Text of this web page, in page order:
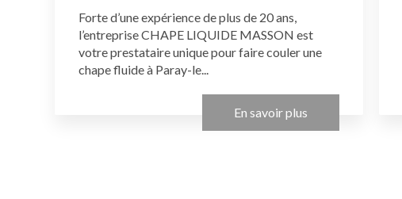
Forte d’une expérience de plus de 20 ans,
l’entreprise CHAPE LIQUIDE MASSON est
votre prestataire unique pour faire couler une
chape fluide à Paray-le...
En savoir plus